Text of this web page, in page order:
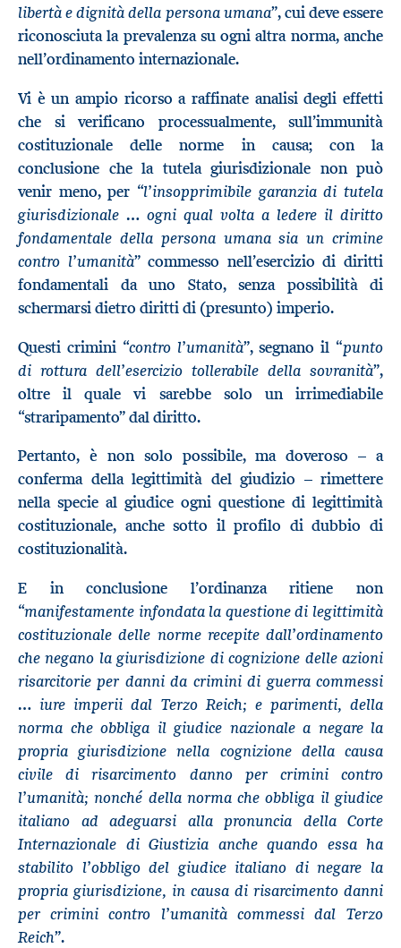
libertà e dignità della persona umana”, cui deve essere
riconosciuta la prevalenza su ogni altra norma, anche
nell’ordinamento internazionale.
Vi è un ampio ricorso a raffinate analisi degli effetti
che si verificano processualmente, sull’immunità
costituzionale delle norme in causa; con la
conclusione che la tutela giurisdizionale non può
venir meno, per “l’insopprimibile garanzia di tutela
giurisdizionale … ogni qual volta a ledere il diritto
fondamentale della persona umana sia un crimine
contro l’umanità” commesso nell’esercizio di diritti
fondamentali da uno Stato, senza possibilità di
schermarsi dietro diritti di (presunto) imperio.
Questi crimini “contro l’umanità”, segnano il“punto
di rottura dell’esercizio tollerabile della sovranità”,
oltre il quale vi sarebbe solo un irrimediabile
“straripamento” dal diritto.
Pertanto, è non solo possibile, ma doveroso – a
conferma della legittimità del giudizio – rimettere
nella specie al giudice ogni questione di legittimità
costituzionale, anche sotto il profilo di dubbio di
costituzionalità.
E in conclusione l’ordinanza ritiene non
“manifestamente infondata la questione di legittimità
costituzionale delle norme recepite dall’ordinamento
che negano la giurisdizione di cognizione delle azioni
risarcitorie per danni da crimini di guerra commessi
… iure imperii dal Terzo Reich; e parimenti, della
norma che obbliga il giudice nazionale a negare la
propria giurisdizione nella cognizione della causa
civile di risarcimento danno per crimini contro
l’umanità; nonché della norma che obbliga il giudice
italiano ad adeguarsi alla pronuncia della Corte
Internazionale di Giustizia anche quando essa ha
stabilito l’obbligo del giudice italiano di negare la
propria giurisdizione, in causa di risarcimento danni
per crimini contro l’umanità commessi dal Terzo
Reich”.